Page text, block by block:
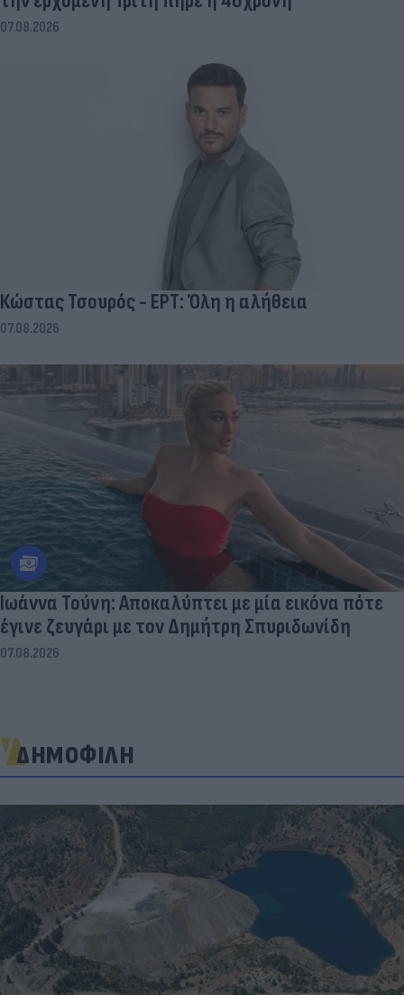
07.08.2026
Κώστας Τσουρός - ΕΡΤ: Όλη η αλήθεια
07.08.2026
Ιωάννα Τούνη: Αποκαλύπτει με μία εικόνα πότε
έγινε ζευγάρι με τον Δημήτρη Σπυριδωνίδη
07.08.2026
ΔΗΜΟΦΙΛΗ